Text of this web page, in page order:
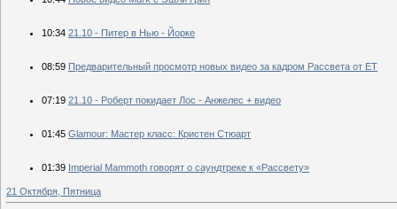
10:34 21.10 - Питер в Нью - Йорке
08:59 Предварительный просмотр новых видео за кадром Рассвета от ET
07:19 21.10 - Роберт покидает Лос - Анжелес + видео
01:45 Glamour: Мастер класс: Кристен Стюарт
01:39 Imperial Mammoth говорят о саундтреке к «Рассвету»
21 Октября, Пятница